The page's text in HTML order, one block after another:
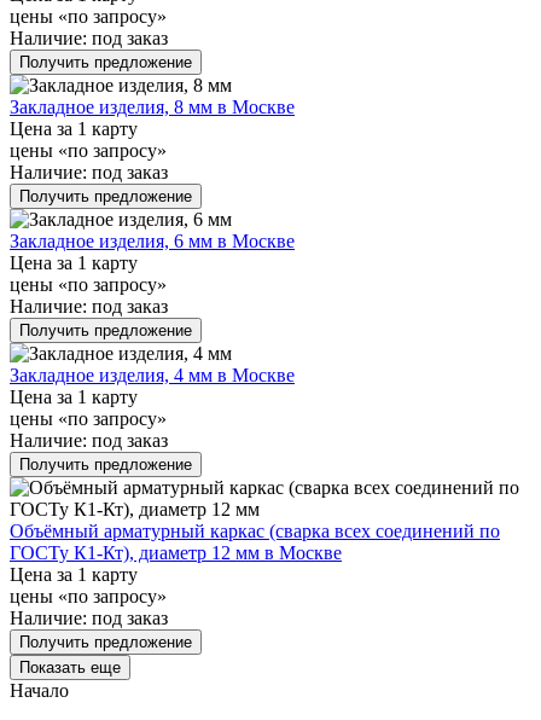
цены «по запросу»
Наличие: под заказ
Получить предложение
Закладное изделия, 8 мм в Москве
Цена за 1 карту
цены «по запросу»
Наличие: под заказ
Получить предложение
Закладное изделия, 6 мм в Москве
Цена за 1 карту
цены «по запросу»
Наличие: под заказ
Получить предложение
Закладное изделия, 4 мм в Москве
Цена за 1 карту
цены «по запросу»
Наличие: под заказ
Получить предложение
Объёмный арматурный каркас (сварка всех соединений по
ГОСТу К1-Кт), диаметр 12 мм в Москве
Цена за 1 карту
цены «по запросу»
Наличие: под заказ
Получить предложение
Показать еще
Начало